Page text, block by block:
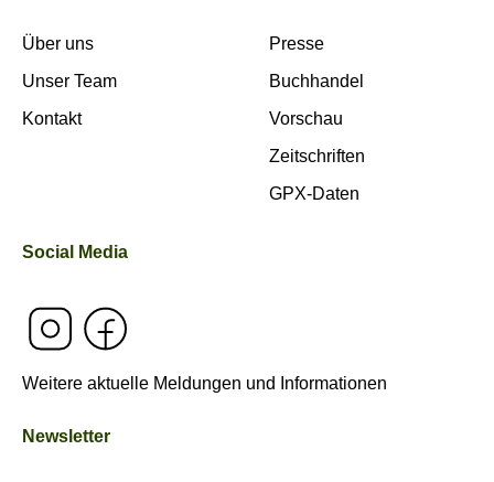
Über uns
Unser Team
Kontakt
Presse
Buchhandel
Vorschau
Zeitschriften
GPX-Daten
Social Media
Weitere aktuelle Meldungen und Informationen
Newsletter